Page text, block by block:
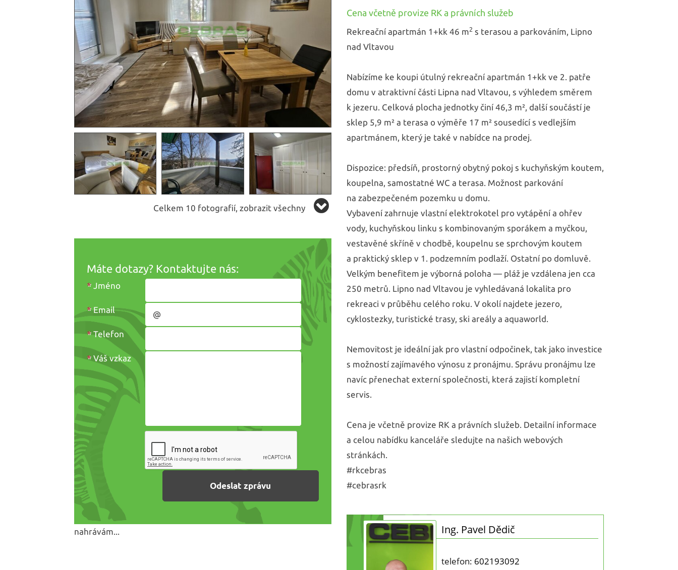
Celkem 10 fotografií, zobrazit všechny
Máte dotazy? Kontaktujte nás:
* Jméno
*Email
*Telefon
* Váš vzkaz
nahrávám...
Cena včetně provize RK a právních služeb
Rekreační apartmán 1+kk 46 m2 s terasou a parkováním, Lipno
nad Vltavou
Nabízíme ke koupi útulný rekreační apartmán 1+kk ve 2. patře
domu v atraktivní části Lipna nad Vltavou, s výhledem směrem
k jezeru. Celková plocha jednotky činí 46,3 m², další součástí je
sklep 5,9 m² a terasa o výměře 17 m² sousedící s vedlejším
apartmánem, který je také v nabídce na prodej.
Dispozice: předsíň, prostorný obytný pokoj s kuchyňským koutem,
koupelna, samostatné WC a terasa. Možnost parkování
na zabezpečeném pozemku u domu.
Vybavení zahrnuje vlastní elektrokotel pro vytápění a ohřev
vody, kuchyňskou linku s kombinovaným sporákem a myčkou,
vestavěné skříně v chodbě, koupelnu se sprchovým koutem
a praktický sklep v 1. podzemním podlaží. Ostatní po domluvě.
Velkým benefitem je výborná poloha — pláž je vzdálena jen cca
250 metrů. Lipno nad Vltavou je vyhledávaná lokalita pro
rekreaci v průběhu celého roku. V okolí najdete jezero,
cyklostezky, turistické trasy, ski areály a aquaworld.
Nemovitost je ideální jak pro vlastní odpočinek, tak jako investice
s možností zajímavého výnosu z pronájmu. Správu pronájmu lze
navíc přenechat externí společnosti, která zajistí kompletní
servis.
Cena je včetně provize RK a právních služeb. Detailní informace
a celou nabídku kanceláře sledujte na našich webových
stránkách.
#rkcebras
#cebrasrk
Ing. Pavel Dědič
telefon: 602193092